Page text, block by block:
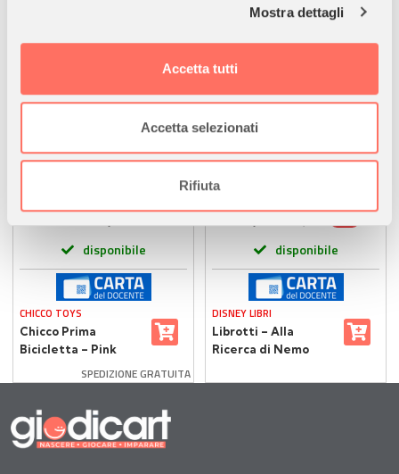
Approfondisci come vengono elaborati i tuoi dati personali
dalla Dichiarazione sui cookie.
Utilizziamo i cookie per personalizzare contenuti ed
analizzare il nostro traffico. Condividiamo inoltre
informazioni sul modo in cui utilizza il nostro sito con i
nostri partner che si occupano di analisi dei dati web,
pubblicità e social media, i quali potrebbero combinarle
con altre informazioni che ha fornito loro o che hanno
raccolto dal suo utilizzo dei loro servizi.
Mostra dettagli
Accetta tutti
Accetta selezionati
Rifiuta
€33,90
disponibile
CHICCO TOYS
Chicco Prima
Bicicletta – Pink
Arrow Balance Bike
Senza Pedali
SPEDIZIONE GRATUITA
€9,41 -5%
disponibile
DISNEY LIBRI
Librotti – Alla
Ricerca di Nemo